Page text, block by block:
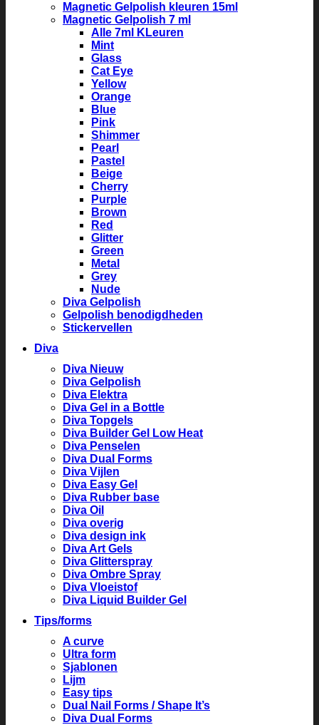
Magnetic Gelpolish kleuren 15ml
Magnetic Gelpolish 7 ml
Alle 7ml KLeuren
Mint
Glass
Cat Eye
Yellow
Orange
Blue
Pink
Shimmer
Pearl
Pastel
Beige
Cherry
Purple
Brown
Red
Glitter
Green
Metal
Grey
Nude
Diva Gelpolish
Gelpolish benodigdheden
Stickervellen
Diva
Diva Nieuw
Diva Gelpolish
Diva Elektra
Diva Gel in a Bottle
Diva Topgels
Diva Builder Gel Low Heat
Diva Penselen
Diva Dual Forms
Diva Vijlen
Diva Easy Gel
Diva Rubber base
Diva Oil
Diva overig
Diva design ink
Diva Art Gels
Diva Glitterspray
Diva Ombre Spray
Diva Vloeistof
Diva Liquid Builder Gel
Tips/forms
A curve
Ultra form
Sjablonen
Lijm
Easy tips
Dual Nail Forms / Shape It’s
Diva Dual Forms